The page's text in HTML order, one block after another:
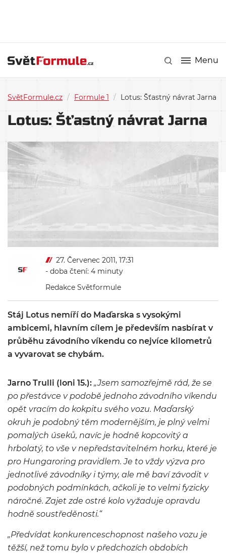
Menu
SvětFormule.cz / Formule 1 / Lotus: Šťastný návrat Jarna
Lotus: Šťastný návrat Jarna
27. Červenec 2011, 17:31
- doba čtení: 4 minuty
Redakce Světformule
Stáj Lotus nemíří do Maďarska s vysokými
ambicemi, hlavním cílem je především nasbírat v
průběhu závodního víkendu co nejvíce kilometrů
a vyvarovat se chybám.
Jarno Trulli (loni 15.): „Jsem samozřejmě rád, že se
po přestávce v podobě jednoho závodního víkendu
opět vracím do kokpitu svého vozu. Maďarský
okruh je podobný těm modernějším, je plný velmi
pomalých úseků, navíc je hodně kopcovitý a
hrbolatý, to vše v nepředstavitelném horku, které je
pro Hungaroring pravidlem. Je to vždy výzva pro
jednotlivé závodníky i týmy, ale mě baví závodit v
podobných podmínkách, ačkoli je to velmi fyzicky
náročné. Zajet zde ostré kolo vyžaduje opravdu
hodně soustředěnosti.“
„Předvídat konkurenceschopnost našeho vozu je
těžší, než tomu bylo v předchozích obdobích